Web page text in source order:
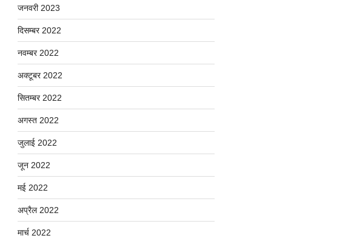
जनवरी 2023
दिसम्बर 2022
नवम्बर 2022
अक्टूबर 2022
सितम्बर 2022
अगस्त 2022
जुलाई 2022
जून 2022
मई 2022
अप्रैल 2022
मार्च 2022